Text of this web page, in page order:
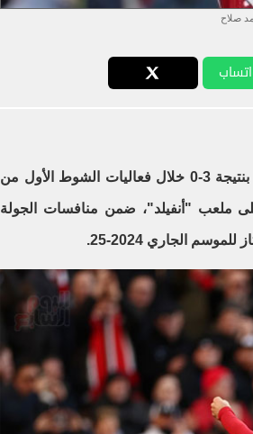
صلاح
بنتيجة 3-0 خلال فعاليات الشوط الأول من
على ملعب "أنفيلد"، ضمن منافسات الجولة
للموسم الجاري 2024-25.